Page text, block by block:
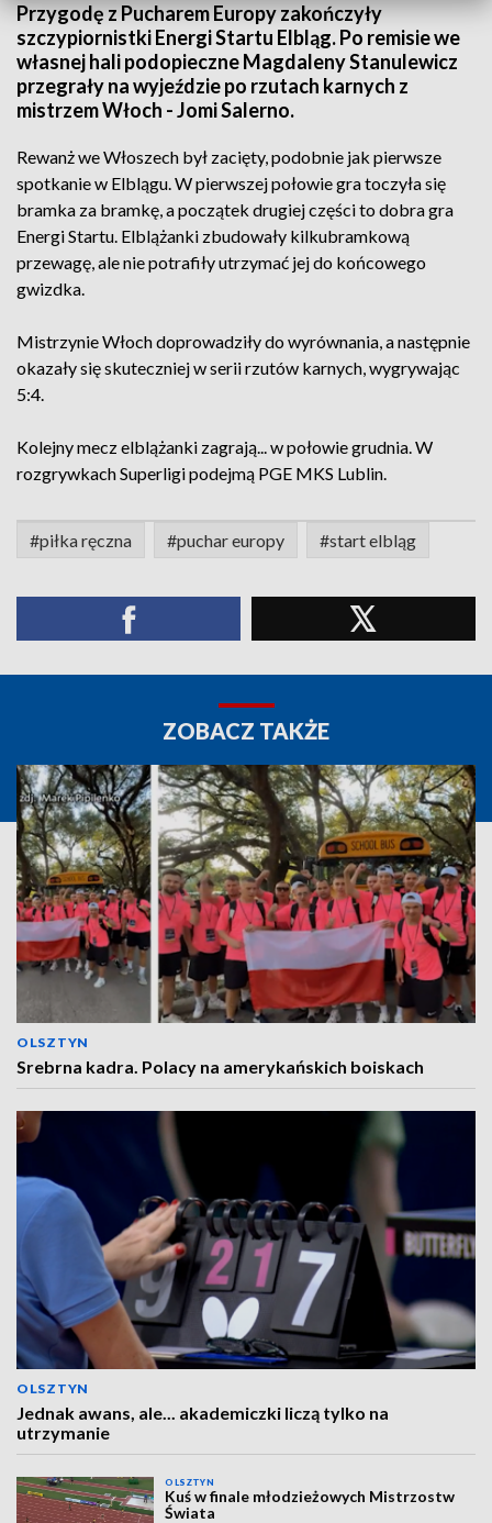
Przygodę z Pucharem Europy zakończyły
szczypiornistki Energi Startu Elbląg. Po remisie we
własnej hali podopieczne Magdaleny Stanulewicz
przegrały na wyjeździe po rzutach karnych z
mistrzem Włoch - Jomi Salerno.
Rewanż we Włoszech był zacięty, podobnie jak pierwsze
spotkanie w Elblągu. W pierwszej połowie gra toczyła się
bramka za bramkę, a początek drugiej części to dobra gra
Energi Startu. Elblążanki zbudowały kilkubramkową
przewagę, ale nie potrafiły utrzymać jej do końcowego
gwizdka.
Mistrzynie Włoch doprowadziły do wyrównania, a następnie
okazały się skuteczniej w serii rzutów karnych, wygrywając
5:4.
Kolejny mecz elblążanki zagrają... w połowie grudnia. W
rozgrywkach Superligi podejmą PGE MKS Lublin.
#piłka ręczna #puchar europy #start elbląg
ZOBACZ TAKŻE
OLSZTYN
Srebrna kadra. Polacy na amerykańskich boiskach
OLSZTYN
Jednak awans, ale... akademiczki liczą tylko na
utrzymanie
OLSZTYN
Kuś w finale młodzieżowych Mistrzostw
Świata